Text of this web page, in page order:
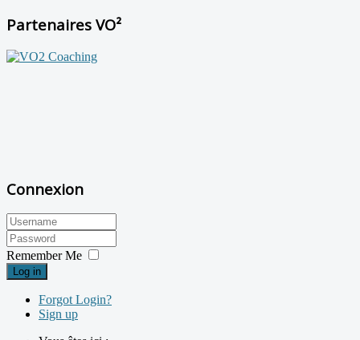
Partenaires VO²
Connexion
Remember Me
Log in
Forgot Login?
Sign up